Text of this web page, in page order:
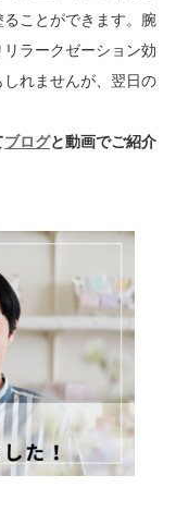
ことができます。腕
ラークゼーション効
れませんが、翌日の
ブログと動画でご紹介